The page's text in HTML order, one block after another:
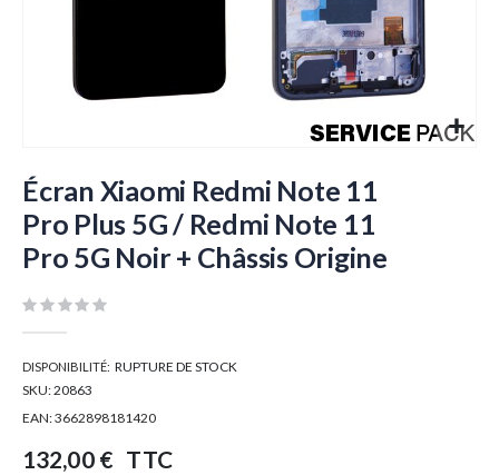
au
début
de
la
d’images
Écran Xiaomi Redmi Note 11
Pro Plus 5G / Redmi Note 11
Pro 5G Noir + Châssis Origine
DISPONIBILITÉ: RUPTURE DE STOCK
SKU:20863
EAN:3662898181420
132,00 € TTC